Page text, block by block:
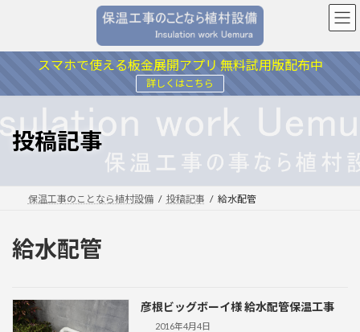
ン
キ
ッ
ー
に
移
スマホで使える板金展開アプリ 無料試用版配布中
詳しくはこちら
投稿記事
保温工事のことなら植村設備 投稿記事 給水配管
給水配管
彦根ビッグボーイ様 給水配管保温工事
2016年4月4日